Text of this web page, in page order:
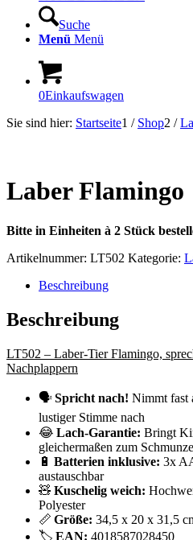
Suche
Menü Menü
0Einkaufswagen
Sie sind hier: Startseite1 / Shop2 /
Laber Flamingo
Bitte in Einheiten à 2 Stück
Artikelnummer: LT502 Kategorie:
Beschreibung
Beschreibung
LT502 – Laber-Tier Flamingo,
Nachplappern
🗣️Spricht nach! Nimmt fast
lustiger Stimme nach
😂 Lach-Garantie: Bringt
gleichermaßen zum
🔋 Batterien inklusive: 3x
austauschbar
🧸 Kuschelig weich:
Polyester
📏 Größe: 34,5 x 20 x 31,5
🏷️ EAN: 4018587028450